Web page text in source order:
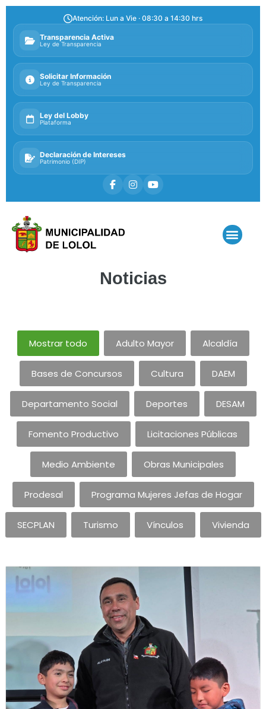
Atención: Lun a Vie · 08:30 a 14:30 hrs
Transparencia Activa
Ley de Transparencia
Solicitar Información
Ley de Transparencia
Ley del Lobby
Plataforma
Declaración de Intereses
Patrimonio (DIP)
Noticias
Mostrar todo Adulto Mayor Alcaldía
Bases de Concursos Cultura DAEM
Departamento Social Deportes DESAM
Fomento Productivo Licitaciones Públicas
Medio Ambiente Obras Municipales
Prodesal Programa Mujeres Jefas de Hogar
SECPLAN Turismo Vínculos Vivienda